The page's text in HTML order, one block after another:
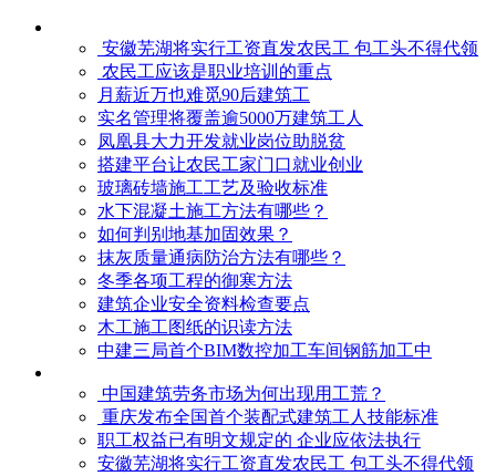
安徽芜湖将实行工资直发农民工 包工头不得代领
农民工应该是职业培训的重点
月薪近万也难觅90后建筑工
实名管理将覆盖逾5000万建筑工人
凤凰县大力开发就业岗位助脱贫
搭建平台让农民工家门口就业创业
玻璃砖墙施工工艺及验收标准
水下混凝土施工方法有哪些？
如何判别地基加固效果？
抹灰质量通病防治方法有哪些？
冬季各项工程的御寒​方法
建筑企业安全资料检查要点
木工施工图纸的识读方法
中建三局首个BIM数控加工车间钢筋加工中
中国建筑劳务市场为何出现用工荒？
重庆发布全国首个装配式建筑工人技能标准
职工权益已有明文规定的 企业应依法执行
安徽芜湖将实行工资直发农民工 包工头不得代领